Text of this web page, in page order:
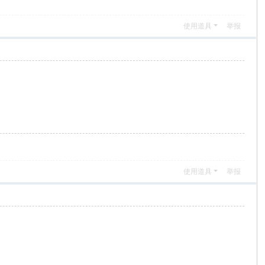
使用道具 举报
使用道具 举报